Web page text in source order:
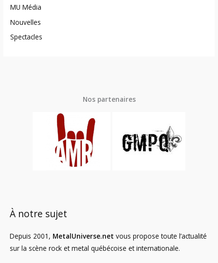
MU Média
Nouvelles
Spectacles
Nos partenaires
À notre sujet
Depuis 2001, MetalUniverse.net vous propose toute l’actualité
sur la scène rock et metal québécoise et internationale.